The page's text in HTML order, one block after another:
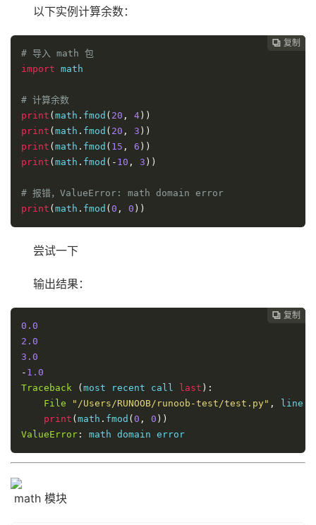
以下实例计算余数：
 复制
 复制
 复制
 复制
# 导入 math 包
import math
# 计算余数
print ( math . fmod ( 20 , 4 ))
print ( math . fmod ( 20 , 3 ))
print ( math . fmod ( 15 , 6 ))
print ( math . fmod (- 10 , 3 ))
# 报错，ValueError: math domain error
print ( math . fmod ( 0 , 0 ))
尝试一下
输出结果：
 复制
 复制
 复制
0.0
2.0
3.0
- 1.0
Traceback
( most recent call last ):
File
"/Users/RUNOOB/runoob-test/test.py" , line
print ( math . fmod ( 0 , 0 ))
ValueError : math domain error
math 模块